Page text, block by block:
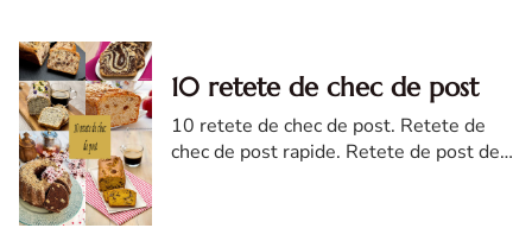
10 retete de chec de post
10 retete de chec de post. Retete de
chec de post rapide. Retete de post de